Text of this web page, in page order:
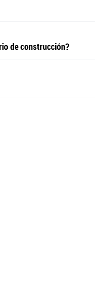
a las autopistas 4G
de construcción?